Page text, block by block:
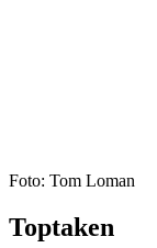
Foto: Tom Loman
Toptaken